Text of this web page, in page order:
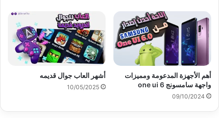
أهم الأجهزة المدعومة ومميزات
واجهة سامسونج one ui 6
09/10/2024
أشهر العاب جوال قديمه
10/05/2025